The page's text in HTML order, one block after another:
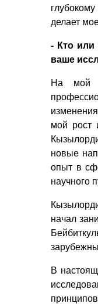
делает
- Кто или
ваше
На мой
мой рост
новые
опыт в
научного
начал
В